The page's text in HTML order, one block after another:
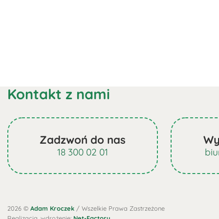
Kontakt z nami
Zadzwoń do nas
18 300 02 01
2026 © Adam Kroczek / Wszelkie Prawa Zastrzeżone